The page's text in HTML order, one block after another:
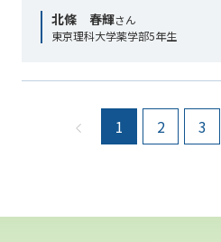
北條 春輝さん
東京理科大学薬学部5年生
前のページ
1 2 3